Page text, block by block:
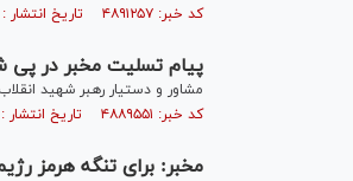
کد خبر: ۴۸۹۱۲۵۷ تاریخ انتشار : ۱۴۰۵/۰۱/۲۰
پیام تسلیت مخبر در پی
مشاور و دستیار رهبر شهید
کد خبر: ۴۸۸۹۵۵۱ تاریخ انتشار : ۱۴۰۵/۰۱/۱۲
مخبر: برای تنگه هرمز